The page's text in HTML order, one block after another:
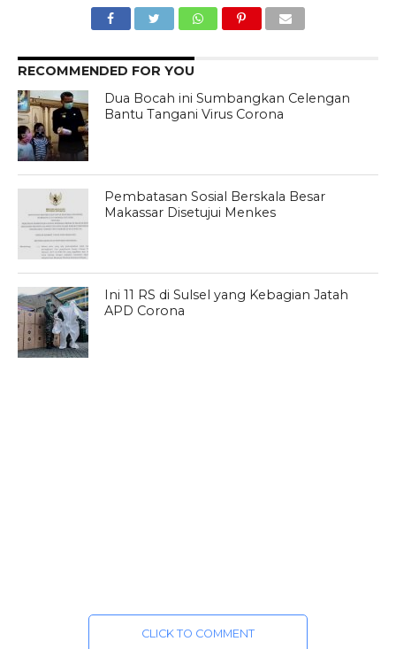
RECOMMENDED FOR YOU
Dua Bocah ini Sumbangkan Celengan
Bantu Tangani Virus Corona
Pembatasan Sosial Berskala Besar
Makassar Disetujui Menkes
Ini 11 RS di Sulsel yang Kebagian Jatah
APD Corona
CLICK TO COMMENT